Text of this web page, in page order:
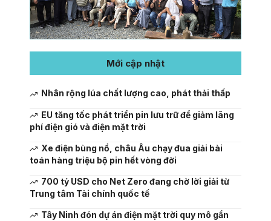
Mới cập nhật
Nhân rộng lúa chất lượng cao, phát thải thấp
EU tăng tốc phát triển pin lưu trữ để giảm lãng
phí điện gió và điện mặt trời
Xe điện bùng nổ, châu Âu chạy đua giải bài
toán hàng triệu bộ pin hết vòng đời
700 tỷ USD cho Net Zero đang chờ lời giải từ
Trung tâm Tài chính quốc tế
Tây Ninh đón dự án điện mặt trời quy mô gần